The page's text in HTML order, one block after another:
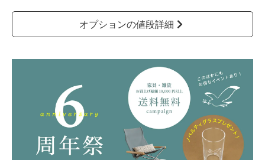
オプションの値段詳細